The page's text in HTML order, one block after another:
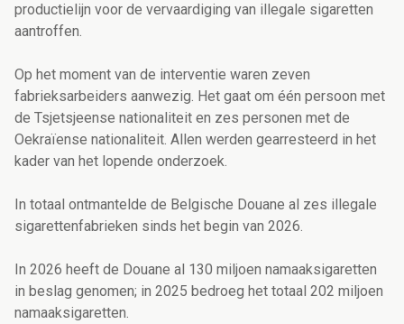
productielijn voor de vervaardiging van illegale sigaretten
aantroffen.
Op het moment van de interventie waren zeven
fabrieksarbeiders aanwezig. Het gaat om één persoon met
de Tsjetsjeense nationaliteit en zes personen met de
Oekraïense nationaliteit. Allen werden gearresteerd in het
kader van het lopende onderzoek.
In totaal ontmantelde de Belgische Douane al zes illegale
sigarettenfabrieken sinds het begin van 2026.
In 2026 heeft de Douane al 130 miljoen namaaksigaretten
in beslag genomen; in 2025 bedroeg het totaal 202 miljoen
namaaksigaretten.